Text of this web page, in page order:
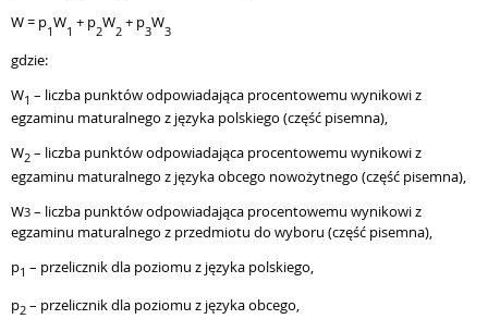
W = p1W1 + p2W2 + p3W3
gdzie:
W1 – liczba punktów odpowiadająca procentowemu wynikowi z
egzaminu maturalnego z języka polskiego (część pisemna),
W2 – liczba punktów odpowiadająca procentowemu wynikowi z
egzaminu maturalnego z języka obcego nowożytnego (część pisemna),
W3 – liczba punktów odpowiadająca procentowemu wynikowi z
egzaminu maturalnego z przedmiotu do wyboru (część pisemna),
p1 – przelicznik dla poziomu z języka polskiego,
p2 – przelicznik dla poziomu z języka obcego,